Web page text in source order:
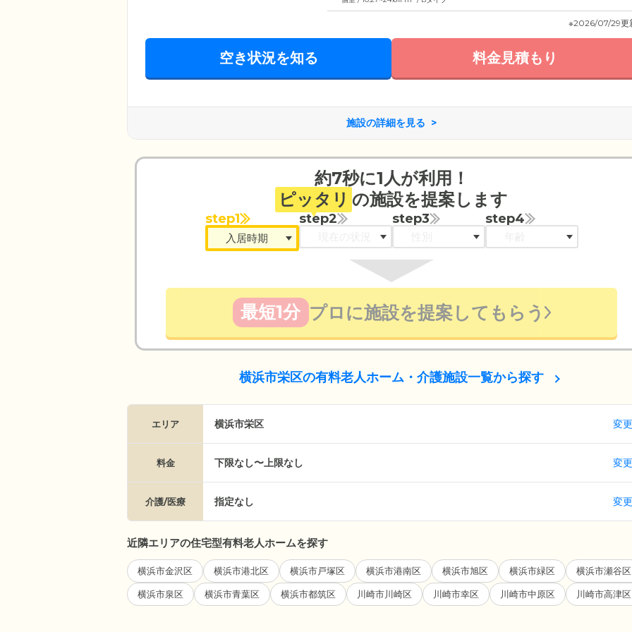
※2026/07/29更
空き状況を知る 料金見積もり
施設の詳細を見る
約7秒に1人が利用！
ピッタリ の施設を提案します
step1 step2 step3 step4
最短1分 プロに施設を提案してもらう
横浜市栄区の有料老人ホーム・介護施設一覧から探す
エリア 横浜市栄区 変更
料金 下限なし〜上限なし 変更
介護/医療 指定なし 変更
近隣エリアの住宅型有料老人ホームを探す
横浜市金沢区 横浜市港北区 横浜市戸塚区 横浜市港南区 横浜市旭区 横浜市緑区 横浜市瀬谷区
横浜市泉区 横浜市青葉区 横浜市都筑区 川崎市川崎区 川崎市幸区 川崎市中原区 川崎市高津区